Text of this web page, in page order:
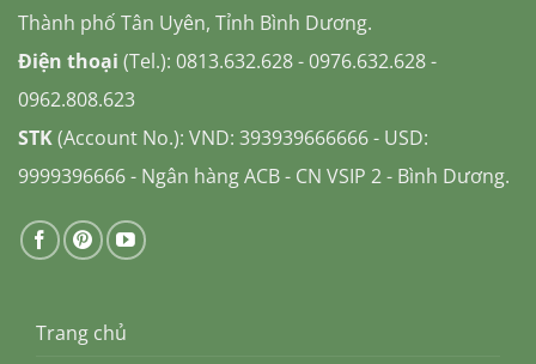
Thành phố Tân Uyên, Tỉnh Bình Dương.
Điện thoại (Tel.): 0813.632.628 - 0976.632.628 -
0962.808.623
STK(Account No.): VND: 393939666666 - USD:
9999396666 - Ngân hàng ACB - CN VSIP 2 - Bình Dương.
Trang chủ